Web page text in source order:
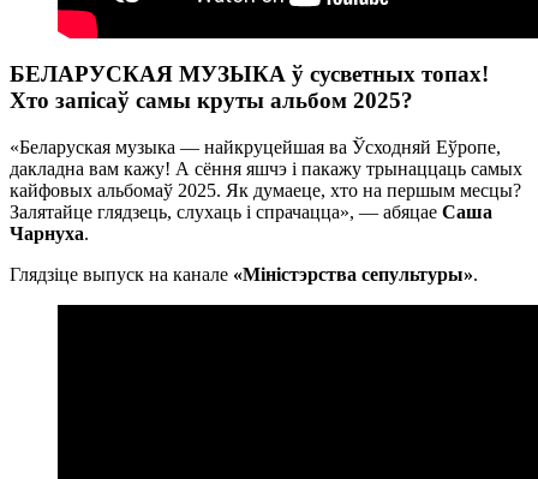
БЕЛАРУСКАЯ МУЗЫКА ў сусветных топах!
Хто запісаў самы круты альбом 2025?
«Беларуская музыка — найкруцейшая ва Ўсходняй Еўропе,
дакладна вам кажу! А сёння яшчэ і пакажу трынаццаць самых
кайфовых альбомаў 2025. Як думаеце, хто на першым месцы?
Залятайце глядзець, слухаць і спрачацца», — абяцае Саша
Чарнуха.
Глядзіце выпуск на канале «Міністэрства сепультуры».